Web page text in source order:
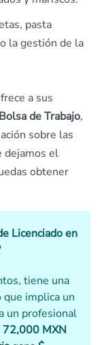
pasta
la gestión de la
a sus
Bolsa de Trabajo,
sobre las
dejamos el
obtener
Licenciado en
tiene una
que implica un
un profesional
72,000 MXN